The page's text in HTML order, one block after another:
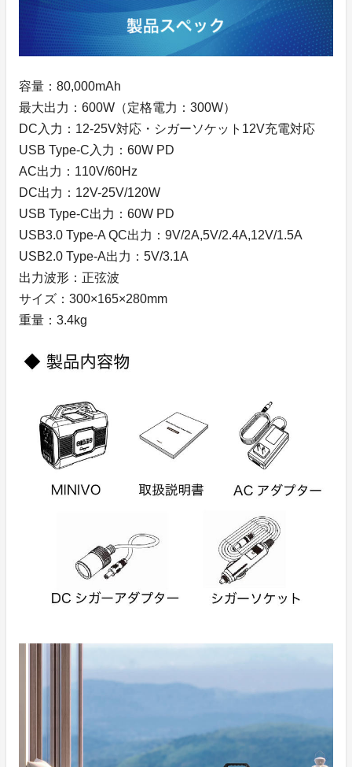
容量：80,000mAh
最大出力：600W（定格電力：300W）
DC入力：12-25V対応・シガーソケット12V充電対応
USB Type-C入力：60W PD
AC出力：110V/60Hz
DC出力：12V-25V/120W
USB Type-C出力：60W PD
USB3.0 Type-A QC出力：9V/2A,5V/2.4A,12V/1.5A
USB2.0 Type-A出力：5V/3.1A
出力波形：正弦波
サイズ：300×165×280mm
重量：3.4kg